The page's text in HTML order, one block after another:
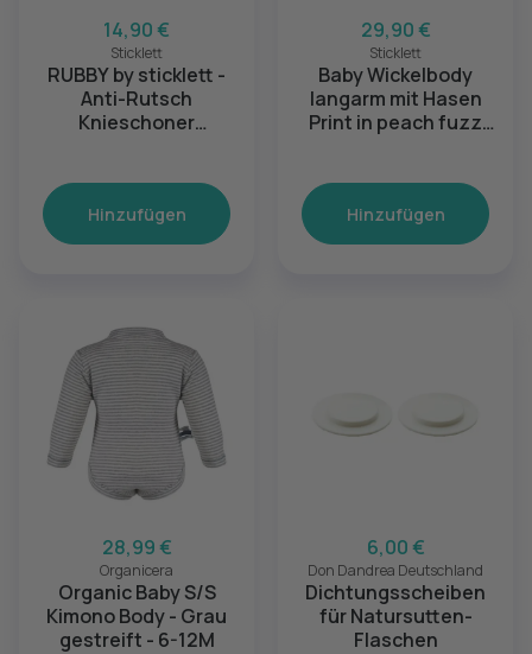
14,90 €
Sticklett
RUBBY by sticklett -
Anti-Rutsch
Knieschoner
Hinzufügen
29,90 €
Sticklett
Baby Wickelbody
langarm mit Hasen
Print in peach fuzz
Hinzufügen
28,99 €
Organicera
Organic Baby S/S
Kimono Body - Grau
gestreift - 6-12M
6,00 €
Don Dandrea Deutschland
Dichtungsscheiben
für Natursutten-
Flaschen